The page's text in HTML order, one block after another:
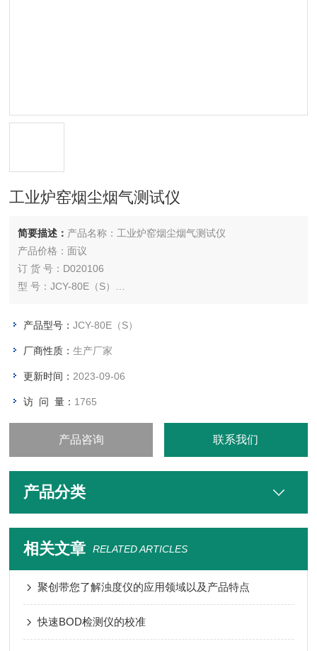
工业炉窑烟尘烟气测试仪
简要描述： 产品名称：工业炉窑烟尘烟气测试仪
产品价格：面议
订 货 号：D020106
型 号：JCY-80E（S）
配送方式：快递、EMS、物流
产品型号：JCY-80E（S）
厂商性质：生产厂家
更新时间： 2023-09-06
访 问 量： 1765
产品咨询 联系我们
产品分类
相关文章 RELATED ARTICLES
聚创带您了解浊度仪的应用领域以及产品特点
快速BOD检测仪的校准